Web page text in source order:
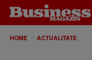
HOME ACTUALITATE